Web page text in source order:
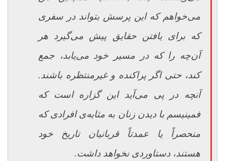
می‌خواهم که این پرسش بتواند در سفری
که برای یافتن حقایق پیش می‌گیرد هر
آن‌چه را که در مسیر خود می‌یابد، جمع
کند، حتی اگر پراکنده و غیرمنتظره باشند.
آنچه در پی می‌آید این گزاره است که
فمینیسم با دیدن زنان به مثابه‌ی افرادی که
منحصراً یا عمدتاً قربانیان تاریخ خود
هستند، دستاوردی نخواهد داشت.